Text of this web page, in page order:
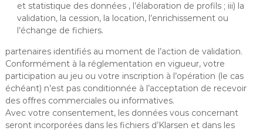
et statistique des données , l’élaboration de profils ; iii) la
validation, la cession, la location, l’enrichissement ou
l’échange de fichiers.
partenaires identifiés au moment de l’action de validation.
Conformément à la réglementation en vigueur, votre
participation au jeu ou votre inscription à l’opération (le cas
échéant) n’est pas conditionnée à l’acceptation de recevoir
des offres commerciales ou informatives.
Avec votre consentement, les données vous concernant
seront incorporées dans les fichiers d’Klarsen et dans les